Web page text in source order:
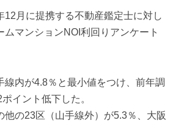
月に提携する不動産鑑定士に対し
ムマンションNOI利回りアンケート
内が4.8％と最小値をつけ、前年調
イント低下した。
他の23区（山手線外）が5.3％、大阪